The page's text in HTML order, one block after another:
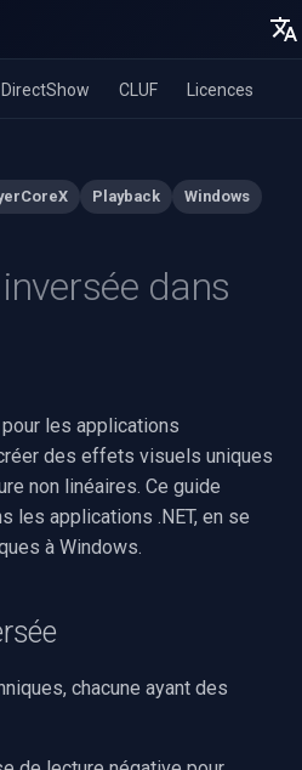
English
Français
DirectShow CLUF Licences
Playback
Windows
dans
les applications
des effets visuels uniques
non linéaires. Ce guide
les applications .NET, en se
à Windows.
chacune ayant des